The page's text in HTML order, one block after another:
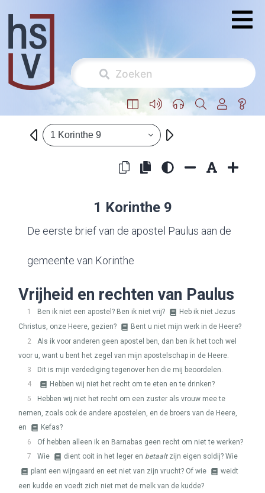
1 Korinthe 9
1 Korinthe 9
De eerste brief van de apostel Paulus aan de
gemeente van Korinthe
Vrijheid en rechten van Paulus
1 Ben ik niet een apostel? Ben ik niet vrij?
Heb ik niet Jezus
Christus, onze Heere, gezien?
Bent u niet mijn werk in de Heere?
2
Als ik voor anderen geen apostel ben, dan ben ik het toch wel
voor u, want u bent het zegel van mijn apostelschap in de Heere.
3
Dit is mijn verdediging tegenover hen die mij beoordelen.
4
Hebben wij niet het recht om te eten en te drinken?
5
Hebben wij niet het recht om een zuster als vrouw mee te
nemen, zoals ook de andere apostelen, en de broers van de Heere,
en
Kefas?
6
Of hebben alleen ik en Barnabas geen recht om niet te werken?
7
Wie dient ooit in het leger en betaaltzijn eigen soldij? Wie
plant een wijngaard en eet niet van zijn vrucht? Of wie
weidt
een kudde en voedt zich niet met de melk van de kudde?